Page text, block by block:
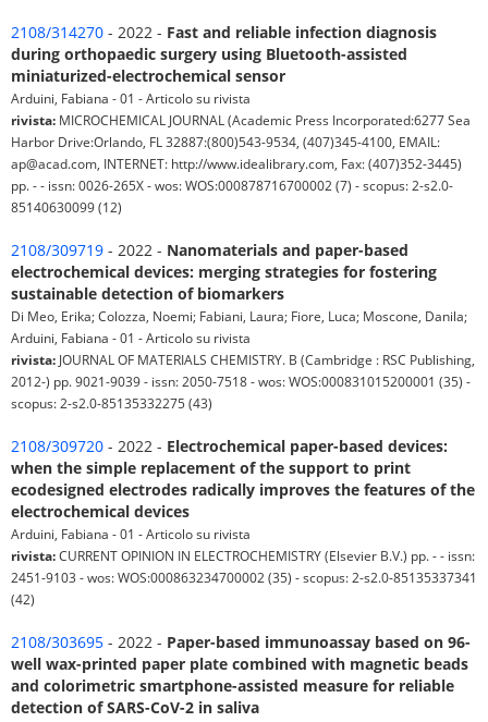
2108/314270 - 2022 - Fast and reliable infection diagnosis
during orthopaedic surgery using Bluetooth-assisted
miniaturized-electrochemical sensor
Arduini, Fabiana - 01 - Articolo su rivista
rivista: MICROCHEMICAL JOURNAL (Academic Press Incorporated:6277 Sea
Harbor Drive:Orlando, FL 32887:(800)543-9534, (407)345-4100, EMAIL:
ap@acad.com, INTERNET: http://www.idealibrary.com, Fax: (407)352-3445)
pp. - - issn: 0026-265X - wos: WOS:000878716700002 (7) - scopus: 2-s2.0-
85140630099 (12)
2108/309719 - 2022 - Nanomaterials and paper-based
electrochemical devices: merging strategies for fostering
sustainable detection of biomarkers
Di Meo, Erika; Colozza, Noemi; Fabiani, Laura; Fiore, Luca; Moscone, Danila;
Arduini, Fabiana - 01 - Articolo su rivista
rivista: JOURNAL OF MATERIALS CHEMISTRY. B (Cambridge : RSC Publishing,
2012-) pp. 9021-9039 - issn: 2050-7518 - wos: WOS:000831015200001 (35) -
scopus: 2-s2.0-85135332275 (43)
2108/309720 - 2022 - Electrochemical paper-based devices:
when the simple replacement of the support to print
ecodesigned electrodes radically improves the features of the
electrochemical devices
Arduini, Fabiana - 01 - Articolo su rivista
rivista:CURRENT OPINION IN ELECTROCHEMISTRY (Elsevier B.V.) pp. - - issn:
2451-9103 - wos: WOS:000863234700002 (35) - scopus: 2-s2.0-85135337341
(42)
2108/303695 - 2022 - Paper-based immunoassay based on 96-
well wax-printed paper plate combined with magnetic beads
and colorimetric smartphone-assisted measure for reliable
detection of SARS-CoV-2 in saliva